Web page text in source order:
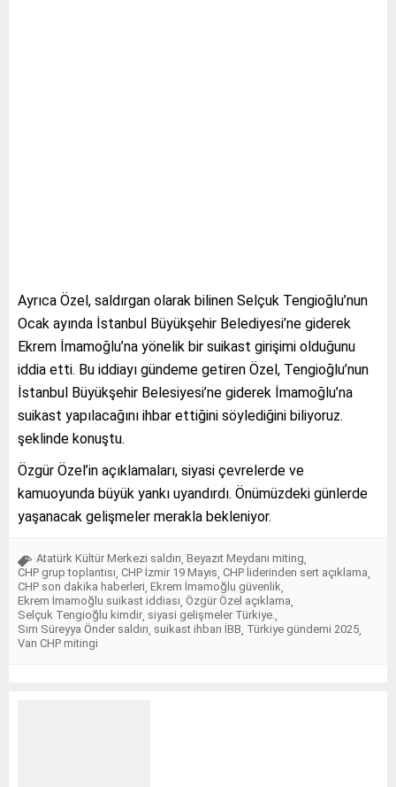
Ayrıca Özel, saldırgan olarak bilinen Selçuk Tengioğlu’nun
Ocak ayında İstanbul Büyükşehir Belediyesi’ne giderek
Ekrem İmamoğlu’na yönelik bir suikast girişimi olduğunu
iddia etti. Bu iddiayı gündeme getiren Özel, Tengioğlu’nun
İstanbul Büyükşehir Belesiyesi’ne giderek İmamoğlu’na
suikast yapılacağını ihbar ettiğini söylediğini biliyoruz.
şeklinde konuştu.
Özgür Özel’in açıklamaları, siyasi çevrelerde ve
kamuoyunda büyük yankı uyandırdı. Önümüzdeki günlerde
yaşanacak gelişmeler merakla bekleniyor.
Atatürk Kültür Merkezi saldırı Beyazıt Meydanı miting
CHP grup toplantısı CHP İzmir 19 Mayıs CHP liderinden sert açıklama
CHP son dakika haberleri Ekrem İmamoğlu güvenlik
Ekrem İmamoğlu suikast iddiası Özgür Özel açıklama
Selçuk Tengioğlu kimdir siyasi gelişmeler Türkiye.
Sırrı Süreyya Önder saldırı suikast ihbarı İBB Türkiye gündemi 2025
Van CHP mitingi